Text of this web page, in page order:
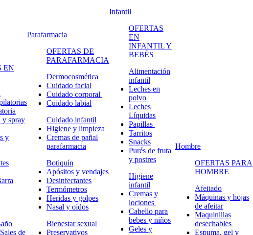
EN
y spray
y
de
Parafarmacia
OFERTAS DE
PARAFARMACIA
Dermocosmética
Cuidado facial
Cuidado corporal
Cuidado labial
Cuidado infantil
Higiene y limpieza
Cremas de pañal
parafarmacia
Botiquín
Apósitos y vendajes
Desinfectantes
Termómetros
Heridas y golpes
Nasal y oídos
Bienestar sexual
Preservativos
Infantil
OFERTAS
EN
INFANTIL Y
BEBÉS
Alimentación
infantil
Leches en
polvo
Leches
Líquidas
Papillas
Tarritos
Snacks
Purés de fruta
y postres
Higiene
infantil
Cremas y
lociones
Cabello para
bebes y niños
Geles y
Hombre
OFERTAS PARA
HOMBRE
Afeitado
Máquinas y hojas
de afeitar
Maquinillas
desechables
Espuma, gel y